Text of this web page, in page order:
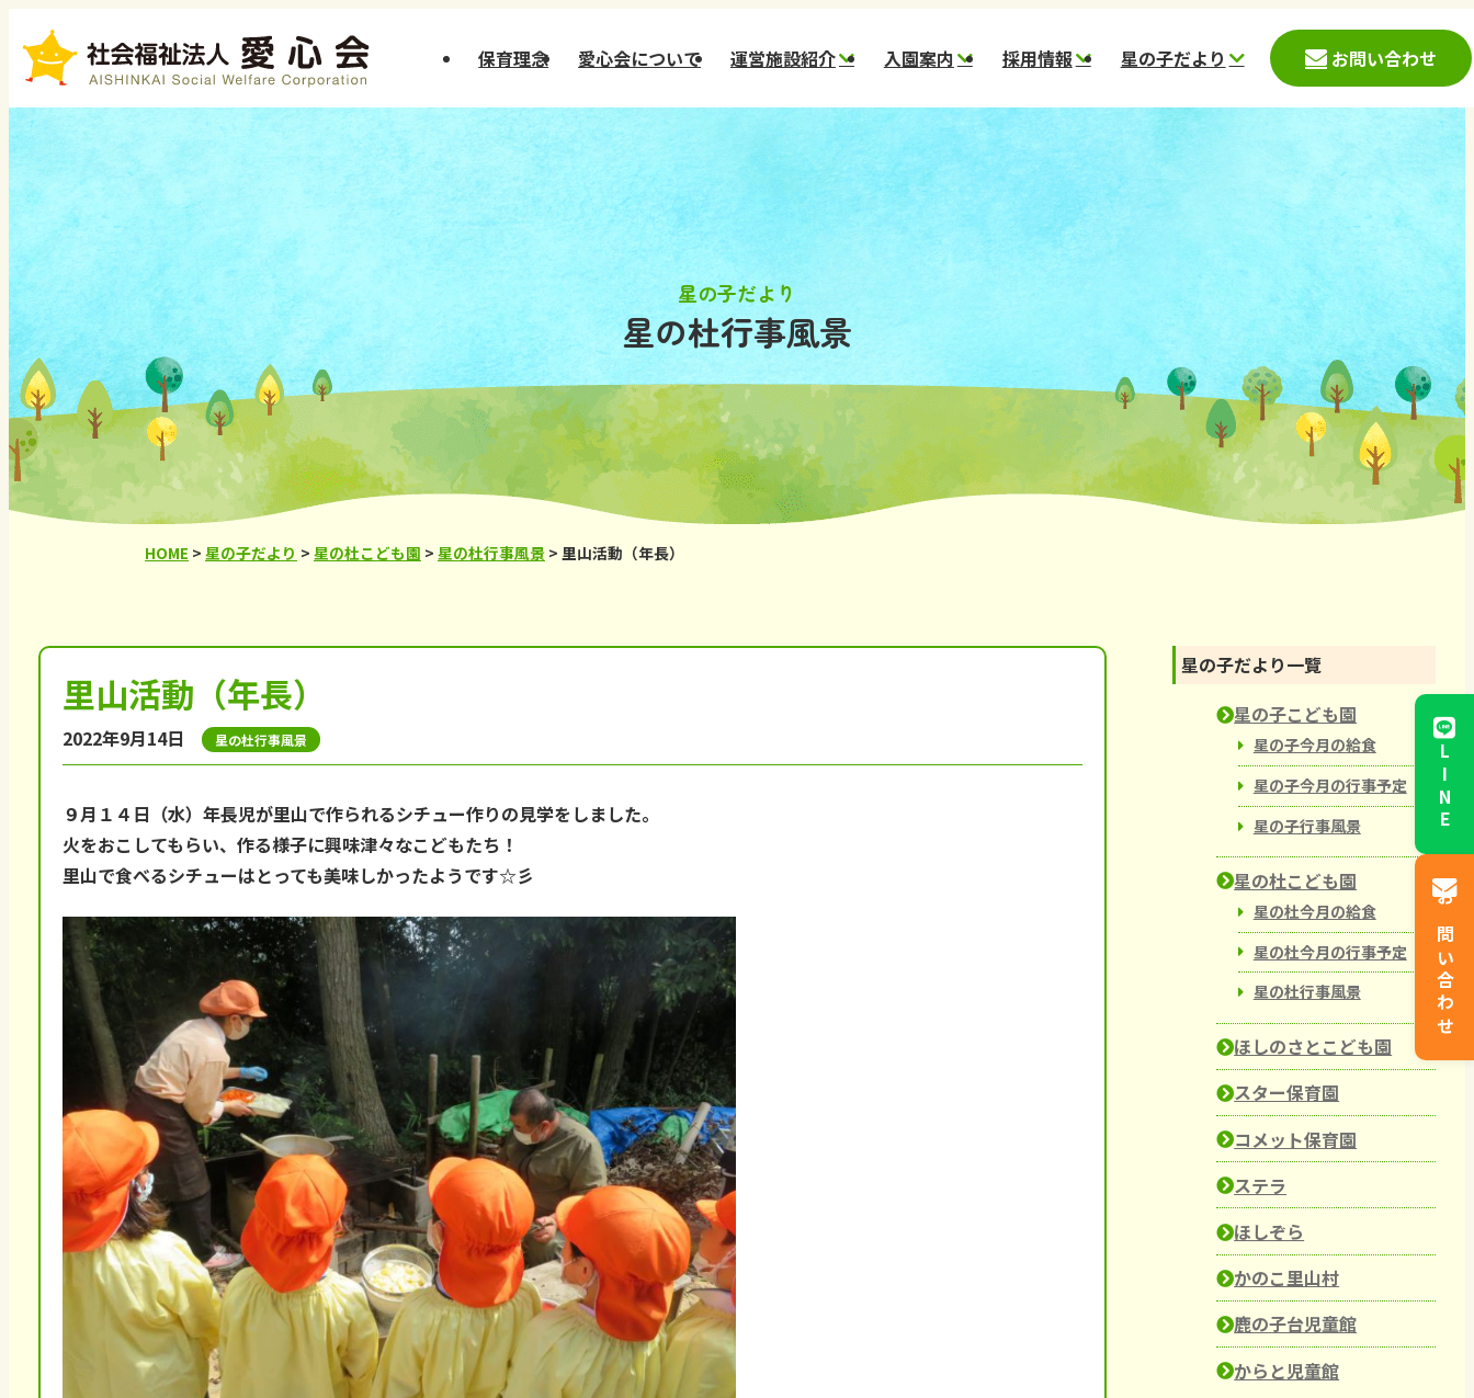
保育理念 愛心会について 運営施設紹介
幼保連携型認定 星の
子こども園
幼保連携型認定 星の
杜こども園
幼保連携型認定 ほし
のさとこども園
スター保育園
コメット保育園
小規模保育園 ステラ
小規模保育園 ほしぞ
ら
鹿の子台児童館
入園案内
新入園児募集案内
一時保育案内(神戸市)
一時預かり案内(西宮
採用情報
募集要項
愛心会データ
働く環境
一日の流れ
スタッフメッセージ
採用応募フォーム
星の子だより
星の子こども園
星の杜こども園
ほしのさとこども園
スター保育園
コメット保育園
ステラ
ほしぞら
かのこ里山村
鹿の子台児童館
からと児童館
お問い合わせ
星の杜行事風景
星の子だより
HOME > 星の子だより > 星の杜こども園 > 星の杜行事風景 > 里山活動（年長）
里山活動（年長）
2022年9月14日 星の杜行事風景
９月１４日（水）年長児が里山で作られるシチュー作りの見学をしました。
火をおこしてもらい、作る様子に興味津々なこどもたち！
里山で食べるシチューはとっても美味しかったようです☆彡
星の子だより一覽
星の子こども園
星の子今月の給食
星の子今月の行事予定
星の子行事風景
星の杜こども園
星の杜今月の給食
星の杜今月の行事予定
星の杜行事風景
ほしのさとこども園
スター保育園
コメット保育園
ステラ
ほしぞら
かのこ里山村
鹿の子台児童館
からと児童館
LINE
お問い合わせ